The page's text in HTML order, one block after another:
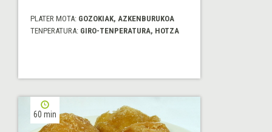
PLATER MOTA: GOZOKIAK, AZKENBURUKOA
TENPERATURA: GIRO-TENPERATURA, HOTZA
60 min